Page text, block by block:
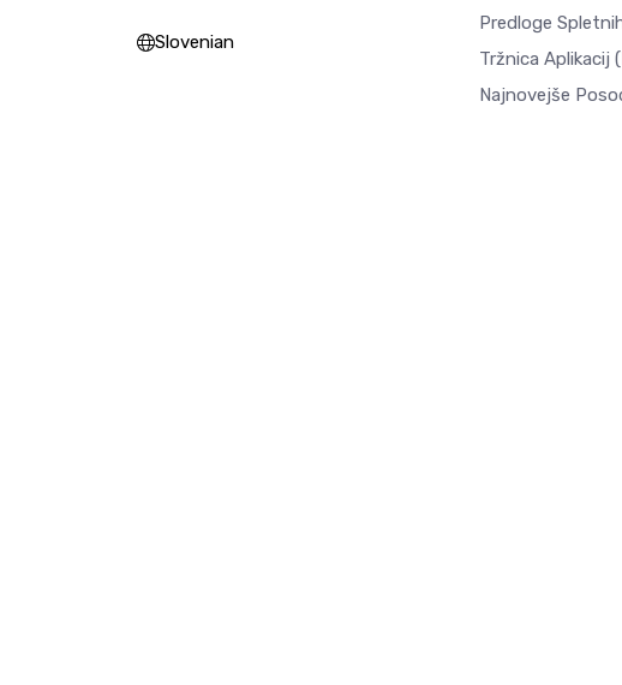
Slovenian
Predloge
Tržnica Aplikacij
Najnovejše